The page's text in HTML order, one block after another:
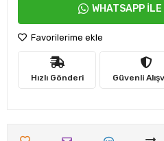
WHATSAPP İLE
Favorilerime ekle
Hızlı Gönderi Güvenli